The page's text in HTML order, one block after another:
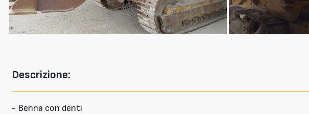
Descrizione:
- Benna con denti